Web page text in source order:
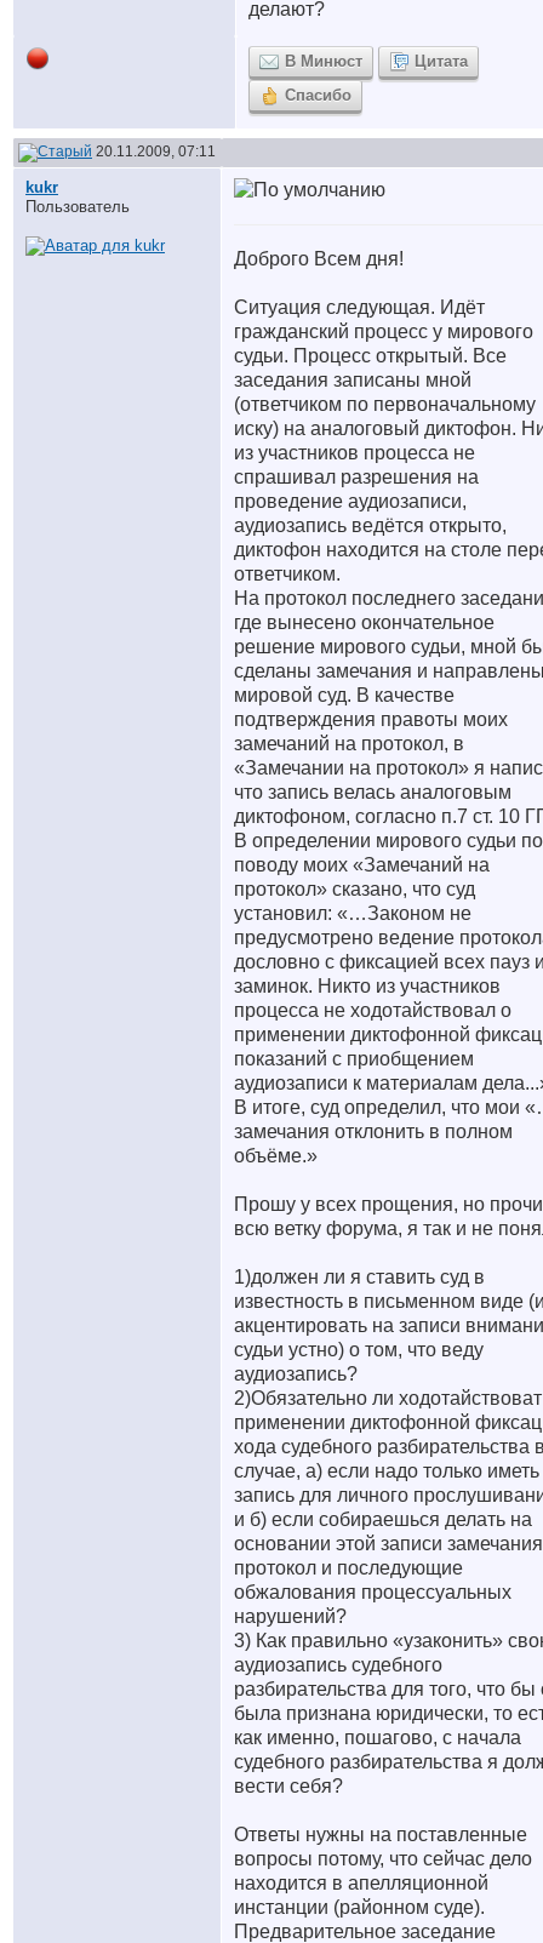
делают?
В Минюст
Цитата
Спасибо
20.11.2009, 07:11
kukr
Пользователь
Доброго Всем дня!
Ситуация следующая. Идёт
гражданский процесс у мирового
судьи. Процесс открытый. Все
заседания записаны мной
(ответчиком по первоначальному
иску) на аналоговый диктофон.
из участников процесса не
спрашивал разрешения на
проведение аудиозаписи,
аудиозапись ведётся открыто,
диктофон находится на столе
ответчиком.
На протокол последнего
где вынесено окончательное
решение мирового судьи, мной
сделаны замечания и
мировой суд. В качестве
подтверждения правоты моих
замечаний на протокол, в
«Замечании на протокол» я
что запись велась аналоговым
диктофоном, согласно п.7 ст. 10
В определении мирового судьи по
поводу моих «Замечаний на
протокол» сказано, что суд
установил: «…Законом не
предусмотрено ведение
дословно с фиксацией всех пауз
заминок. Никто из участников
процесса не ходотайствовал о
применении диктофонной
показаний с приобщением
аудиозаписи к материалам
В итоге, суд определил, что мои
замечания отклонить в полном
объёме.»
Прошу у всех прощения, но
всю ветку форума, я так и не
1)должен ли я ставить суд в
известность в письменном виде
акцентировать на записи
судьи устно) о том, что веду
аудиозапись?
2)Обязательно ли
применении диктофонной
хода судебного разбирательства
случае, а) если надо только иметь
запись для личного
и б) если собираешься делать на
основании этой записи
протокол и последующие
обжалования процессуальных
нарушений?
3) Как правильно «узаконить»
аудиозапись судебного
разбирательства для того, что бы
была признана юридически, то
как именно, пошагово, с начала
судебного разбирательства я
вести себя?
Ответы нужны на поставленные
вопросы потому, что сейчас дело
находится в апелляционной
инстанции (районном суде).
Предварительное заседание